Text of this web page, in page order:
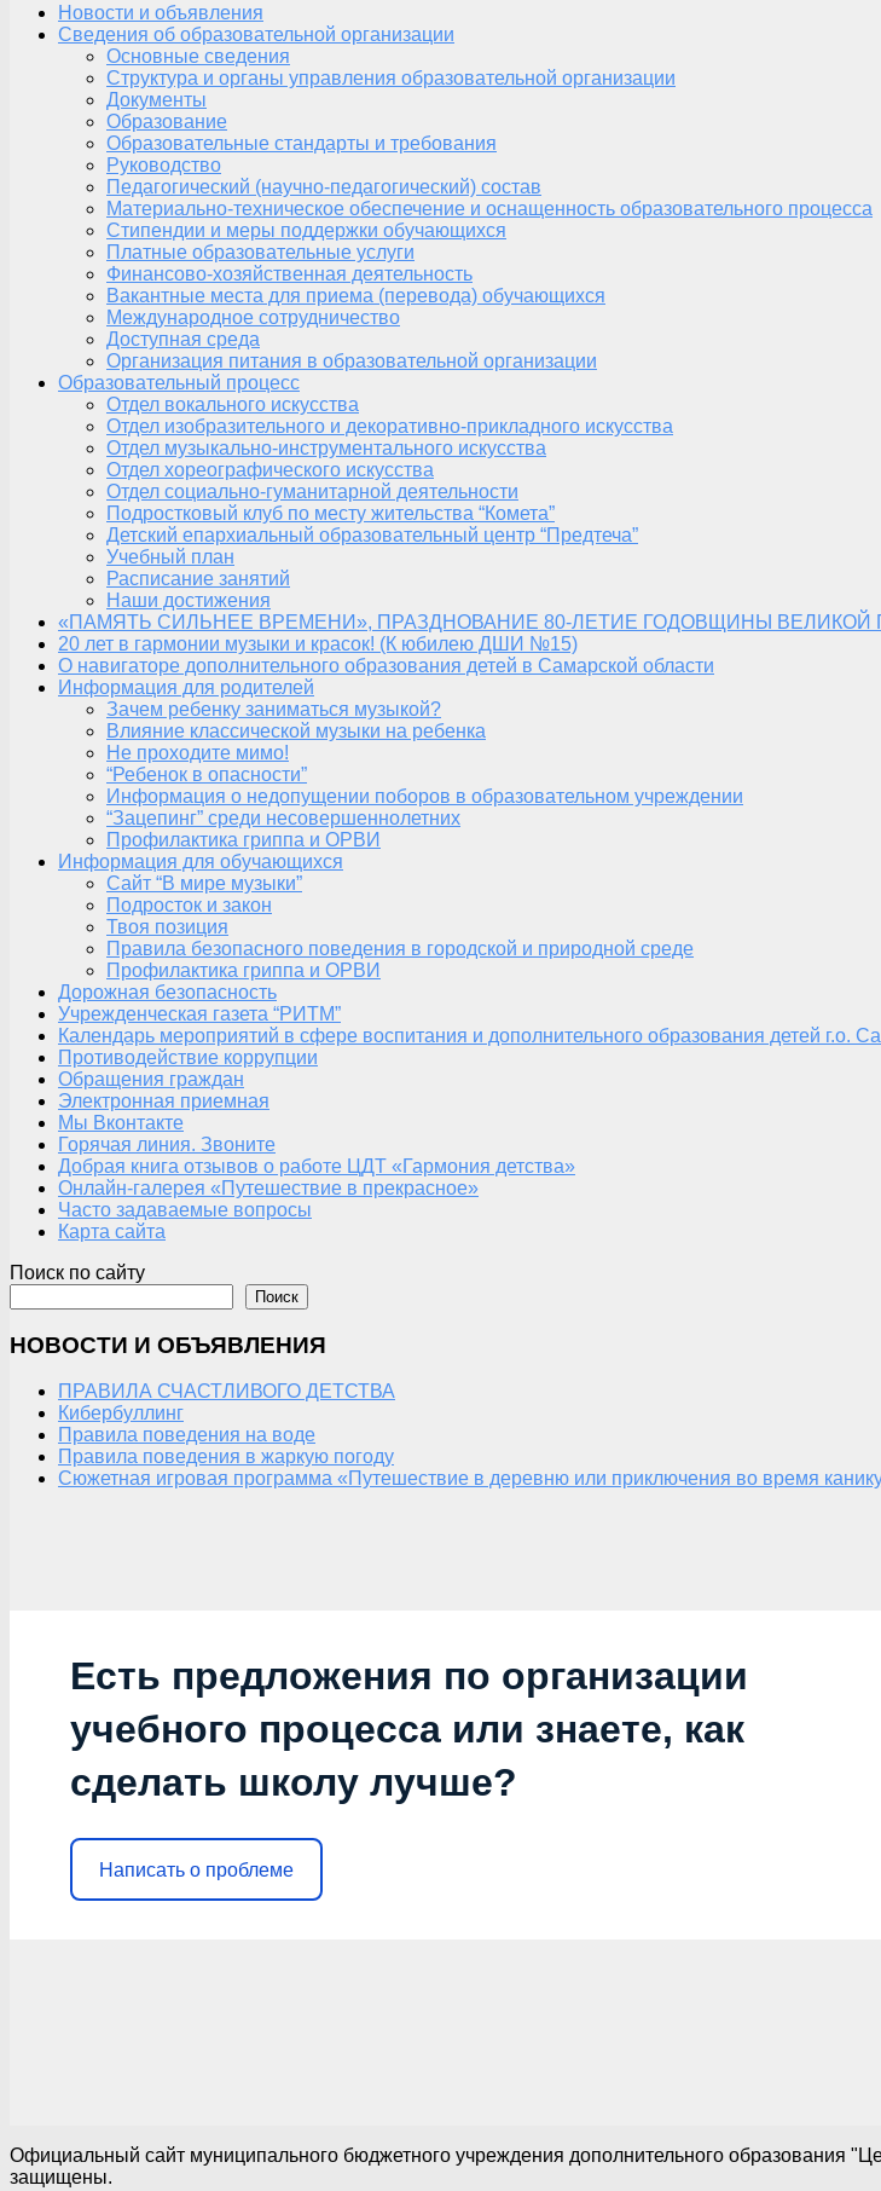
Новости и объявления
Сведения об образовательной организации
Основные сведения
Структура и органы управления образовательной организации
Документы
Образование
Образовательные стандарты и требования
Руководство
Педагогический (научно-педагогический) состав
Материально-техническое обеспечение и оснащенность образовательного процесса
Стипендии и меры поддержки обучающихся
Платные образовательные услуги
Финансово-хозяйственная деятельность
Вакантные места для приема (перевода) обучающихся
Международное сотрудничество
Доступная среда
Организация питания в образовательной организации
Образовательный процесс
Отдел вокального искусства
Отдел изобразительного и декоративно-прикладного искусства
Отдел музыкально-инструментального искусства
Отдел хореографического искусства
Отдел социально-гуманитарной деятельности
Подростковый клуб по месту жительства “Комета”
Детский епархиальный образовательный центр “Предтеча”
Учебный план
Расписание занятий
Наши достижения
«ПАМЯТЬ СИЛЬНЕЕ ВРЕМЕНИ», ПРАЗДНОВАНИЕ 80-ЛЕТИЕ ГОДОВЩИНЫ ВЕЛИКОЙ
20 лет в гармонии музыки и красок! (К юбилею ДШИ №15)
О навигаторе дополнительного образования детей в Самарской области
Информация для родителей
Зачем ребенку заниматься музыкой?
Влияние классической музыки на ребенка
Не проходите мимо!
“Ребенок в опасности”
Информация о недопущении поборов в образовательном учреждении
“Зацепинг” среди несовершеннолетних
Профилактика гриппа и ОРВИ
Информация для обучающихся
Сайт “В мире музыки”
Подросток и закон
Твоя позиция
Правила безопасного поведения в городской и природной среде
Профилактика гриппа и ОРВИ
Дорожная безопасность
Учрежденческая газета “РИТМ”
Календарь мероприятий в сфере воспитания и дополнительного образования детей г.о.
Противодействие коррупции
Обращения граждан
Электронная приемная
Мы Вконтакте
Горячая линия. Звоните
Добрая книга отзывов о работе ЦДТ «Гармония детства»
Онлайн-галерея «Путешествие в прекрасное»
Часто задаваемые вопросы
Карта сайта
Поиск по сайту
Поиск
НОВОСТИ И ОБЪЯВЛЕНИЯ
ПРАВИЛА СЧАСТЛИВОГО ДЕТСТВА
Кибербуллинг
Правила поведения на воде
Правила поведения в жаркую погоду
Сюжетная игровая программа «Путешествие в деревню или приключения во время
Есть предложения по организации
учебного процесса или знаете, как
сделать школу лучше?
Написать о проблеме
Официальный сайт муниципального бюджетного учреждения дополнительного образования
защищены.